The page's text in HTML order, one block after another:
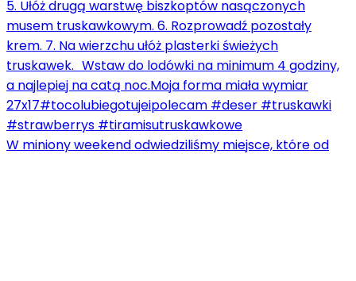
W miniony weekend odwiedziliśmy miejsce, które od